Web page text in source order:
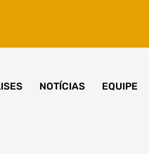
NOTÍCIAS EQUIPE